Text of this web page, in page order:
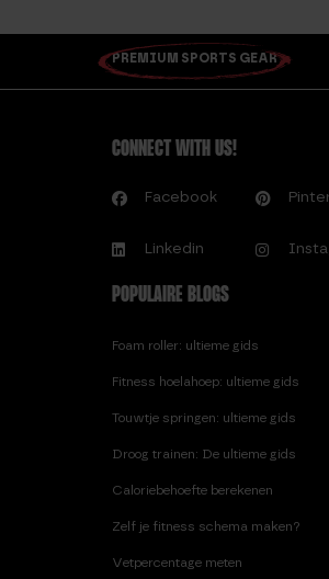
PREMIUM SPORTS GEAR
CONNECT WITH US!
Facebook
Linkedin
POPULAIRE BLOGS
Foam roller: ultieme gids
Fitness hoelahoep: ultieme gids
Touwtje springen: ultieme gids
Droog trainen: De ultieme gids
Caloriebehoefte berekenen
Zelf je fitness schema maken?
Vetpercentage meten